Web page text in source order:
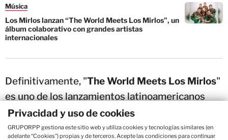
Música
Los Mirlos lanzan “The World Meets Los Mirlos”, un
álbum colaborativo con grandes artistas
internacionales
Definitivamente, "The World Meets Los Mirlos"
es uno de los lanzamientos latinoamericanos
más comentados de 2026, consolidando la
presencia de la cumbia amazónica en el mundo.
Privacidad y uso de cookies
GRUPORPP gestiona este sitio web y utiliza cookies y tecnologías similares (en
adelante “Cookies”) propias y de terceros. Acepte las condiciones para continuar